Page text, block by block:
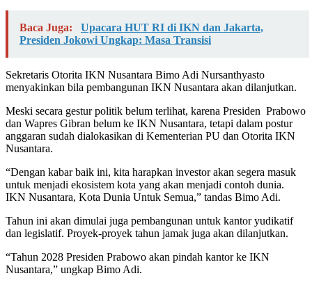
Baca Juga:
Upacara HUT RI di IKN dan Jakarta,
Presiden Jokowi Ungkap: Masa Transisi
Sekretaris Otorita IKN Nusantara Bimo Adi Nursanthyasto
menyakinkan bila pembangunan IKN Nusantara akan dilanjutkan.
Meski secara gestur politik belum terlihat, karena Presiden Prabowo
dan Wapres Gibran belum ke IKN Nusantara, tetapi dalam postur
anggaran sudah dialokasikan di Kementerian PU dan Otorita IKN
Nusantara.
“Dengan kabar baik ini, kita harapkan investor akan segera masuk
untuk menjadi ekosistem kota yang akan menjadi contoh dunia.
IKN Nusantara, Kota Dunia Untuk Semua,” tandas Bimo Adi.
Tahun ini akan dimulai juga pembangunan untuk kantor yudikatif
dan legislatif. Proyek-proyek tahun jamak juga akan dilanjutkan.
“Tahun 2028 Presiden Prabowo akan pindah kantor ke IKN
Nusantara,” ungkap Bimo Adi.